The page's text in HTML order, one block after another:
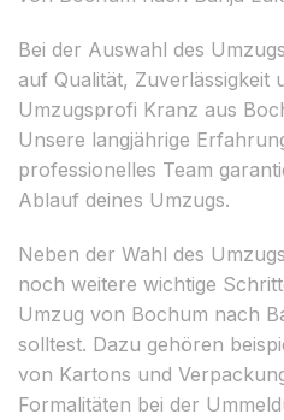
Bei der Auswahl des
auf Qualität, Zuverlässigkeit
Umzugsprofi Kranz aus
Unsere langjährige
professionelles Team
Ablauf deines Umzugs.
Neben der Wahl des
noch weitere wichtige
Umzug von Bochum nach
solltest. Dazu gehören
von Kartons und
Formalitäten bei der